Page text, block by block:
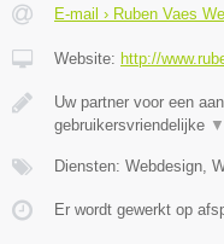
E-mail › Ruben Vaes
Website: http://
Uw partner voor een
gebruikersvriendelijke ▼
Diensten: Webdesign,
Er wordt gewerkt op